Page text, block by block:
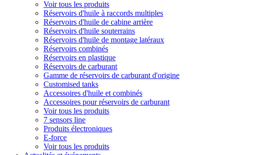
Voir tous les produits
Réservoirs d'huile à raccords multiples
Réservoirs d'huile de cabine arrière
Réservoirs d'huile souterrains
Réservoirs d'huile de montage latéraux
Réservoirs combinés
Réservoirs en plastique
Réservoirs de carburant
Gamme de réservoirs de carburant d'origine
Customised tanks
Accessoires d'huile et combinés
Accessoires pour réservoirs de carburant
Voir tous les produits
7 sensors line
Produits électroniques
E-force
Voir tous les produits